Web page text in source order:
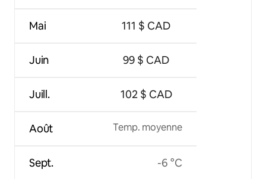
Mai
Juin
Juill.
Août
Sept.
111 $ CAD
99 $ CAD
102 $ CAD
Temp. moyenne
-6 °C